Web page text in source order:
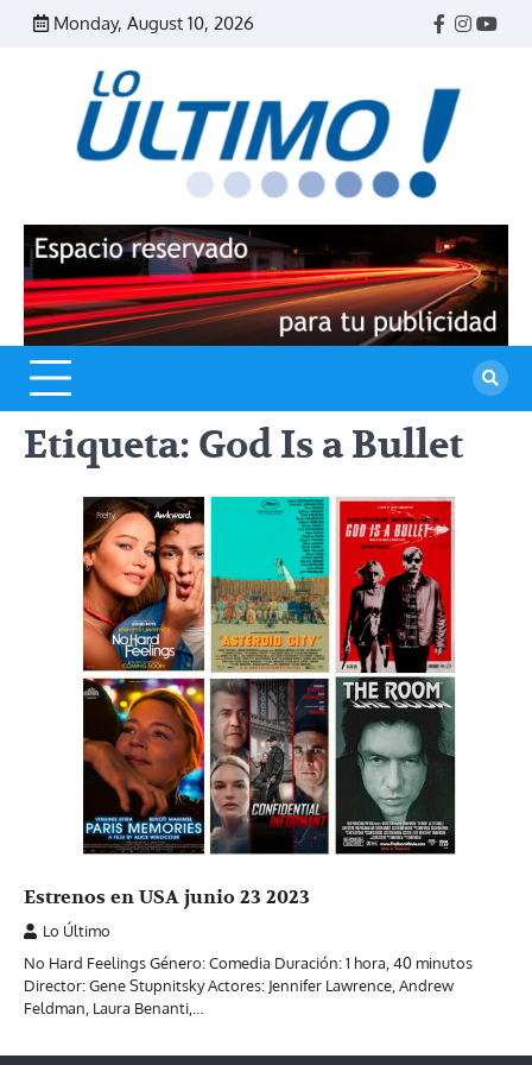
Skip
Monday, August 10, 2026
Facebook
Etiqueta: God Is a Bullet
Estrenos en USA junio 23 2023
Lo Último
No Hard Feelings Género: Comedia Duración: 1 hora, 40 minutos
Director: Gene Stupnitsky Actores: Jennifer Lawrence, Andrew
Feldman, Laura Benanti,…